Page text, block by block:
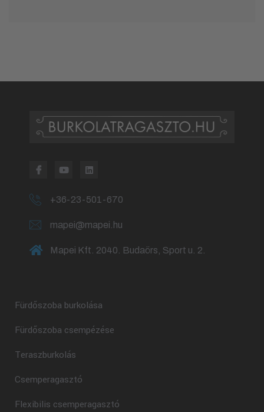
+36-23-501-670
mapei@mapei.hu
Mapei Kft. 2040. Budaörs, Sport u. 2.
Fürdőszoba burkolása
Fürdőszoba csempézése
Teraszburkolás
Csemperagasztó
Flexibilis csemperagasztó